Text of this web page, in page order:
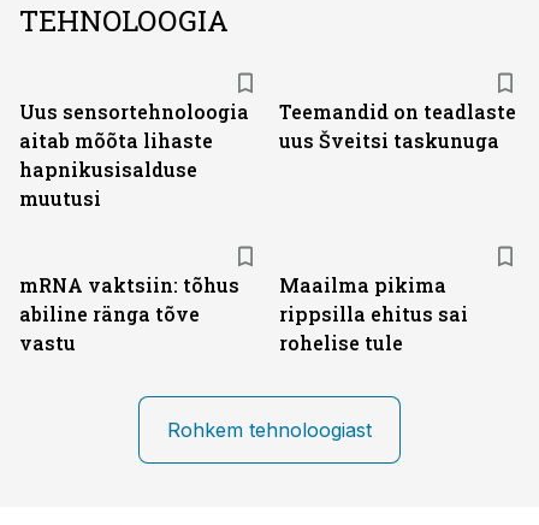
TEHNOLOOGIA
Uus sensortehnoloogia
aitab mõõta lihaste
hapniku­sisalduse
muutusi
Teemandid on teadlaste
uus Šveitsi taskunuga
mRNA vaktsiin: tõhus
abiline ränga tõve
vastu
Maailma pikima
rippsilla ehitus sai
rohelise tule
Rohkem tehnoloogiast